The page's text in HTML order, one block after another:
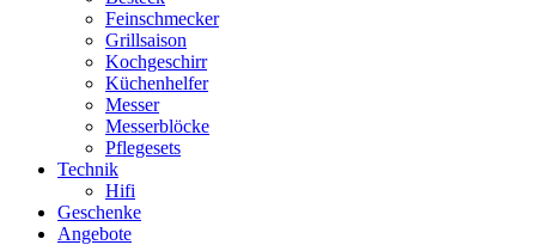
Feinschmecker
Grillsaison
Kochgeschirr
Küchenhelfer
Messer
Messerblöcke
Pflegesets
Technik
Hifi
Geschenke
Angebote